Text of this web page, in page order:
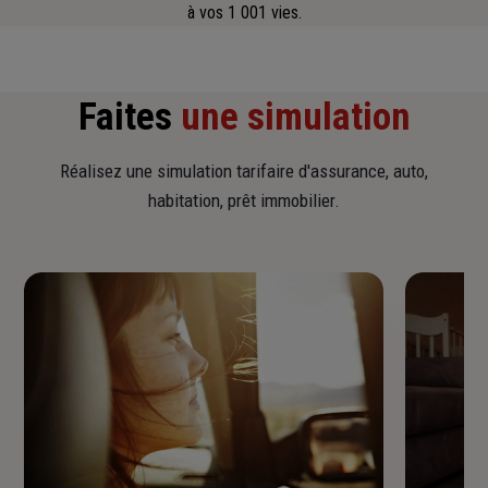
à vos 1 001 vies.
Faites une simulation
Réalisez une simulation tarifaire d'assurance, auto,
habitation, prêt immobilier.